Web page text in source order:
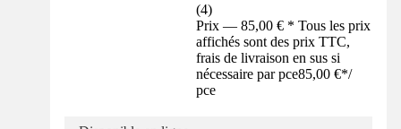
(4)
Prix — 85,00 € * Tous les prix
affichés sont des prix TTC,
frais de livraison en sus si
nécessaire par pce85,00 €*/
pce